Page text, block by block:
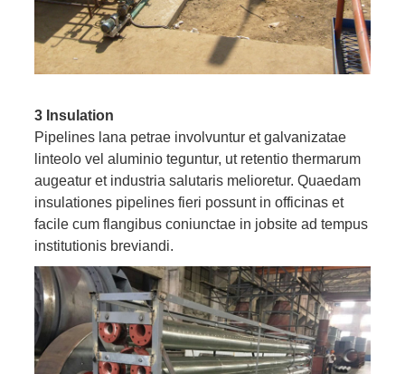
3 Insulation
Pipelines lana petrae involvuntur et galvanizatae
linteolo vel aluminio teguntur, ut retentio thermarum
augeatur et industria salutaris melioretur. Quaedam
insulationes pipelines fieri possunt in officinas et
facile cum flangibus coniunctae in jobsite ad tempus
institutionis breviandi.